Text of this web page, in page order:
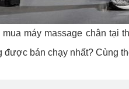
máy massage chân
được bán chạy nhất? Cùng